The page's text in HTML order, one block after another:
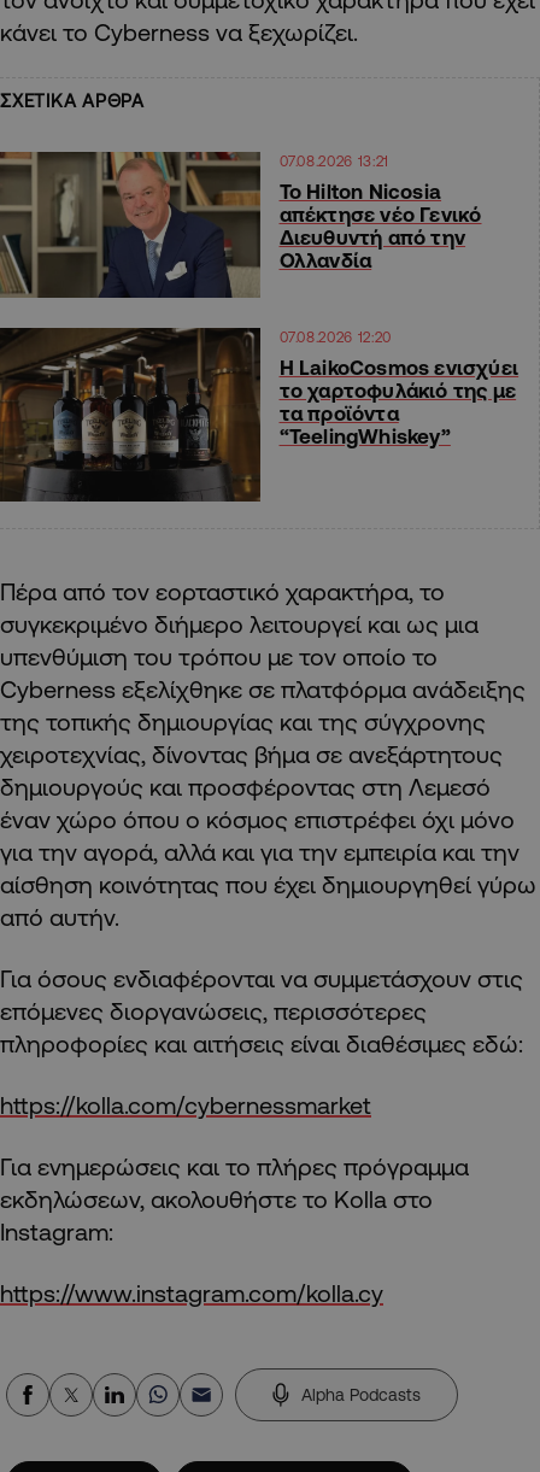
κάνει το Cyberness να ξεχωρίζει.
ΣΧΕΤΙΚΑ ΑΡΘΡΑ
07.08.2026 13:21
Το Hilton Nicosia
απέκτησε νέο Γενικό
Διευθυντή από την
Ολλανδία
07.08.2026 12:20
Η LaikoCosmos ενισχύει
το χαρτοφυλάκιό της με
τα προϊόντα
“TeelingWhiskey”
Πέρα από τον εορταστικό χαρακτήρα, το
συγκεκριμένο διήμερο λειτουργεί και ως μια
υπενθύμιση του τρόπου με τον οποίο το
Cyberness εξελίχθηκε σε πλατφόρμα ανάδειξης
της τοπικής δημιουργίας και της σύγχρονης
χειροτεχνίας, δίνοντας βήμα σε ανεξάρτητους
δημιουργούς και προσφέροντας στη Λεμεσό
έναν χώρο όπου ο κόσμος επιστρέφει όχι μόνο
για την αγορά, αλλά και για την εμπειρία και την
αίσθηση κοινότητας που έχει δημιουργηθεί γύρω
από αυτήν.
Για όσους ενδιαφέρονται να συμμετάσχουν στις
επόμενες διοργανώσεις, περισσότερες
πληροφορίες και αιτήσεις είναι διαθέσιμες εδώ:
https://kolla.com/cybernessmarket
Για ενημερώσεις και το πλήρες πρόγραμμα
εκδηλώσεων, ακολουθήστε το Kolla στο
Instagram:
https://www.instagram.com/kolla.cy
Alpha Podcasts